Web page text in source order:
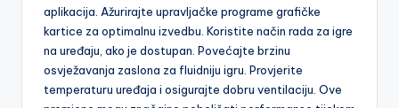
aplikacija. Ažurirajte upravljačke programe grafičke
kartice za optimalnu izvedbu. Koristite način rada za igre
na uređaju, ako je dostupan. Povećajte brzinu
osvježavanja zaslona za fluidniju igru. Provjerite
temperaturu uređaja i osigurajte dobru ventilaciju. Ove